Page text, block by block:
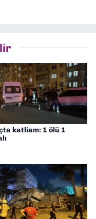
katliam: 1 ölü 1